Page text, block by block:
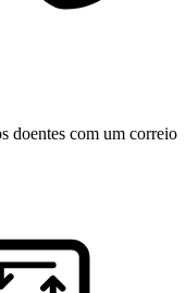
doentes com um correio